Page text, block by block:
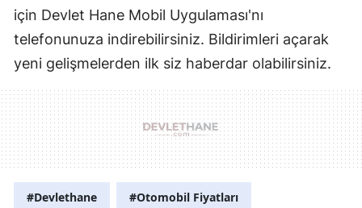
için Devlet Hane Mobil Uygulaması'nı
telefonunuza indirebilirsiniz. Bildirimleri açarak
yeni gelişmelerden ilk siz haberdar olabilirsiniz.
#Devlethane #Otomobil Fiyatları